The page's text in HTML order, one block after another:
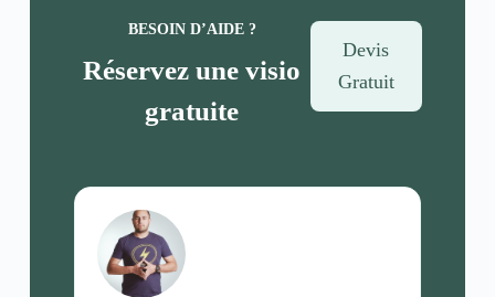
BESOIN D’AIDE ?
Réservez une visio
gratuite
Devis
Gratuit